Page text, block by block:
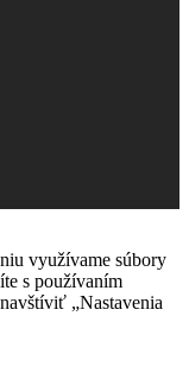
využívame súbory
s používaním
„Nastavenia